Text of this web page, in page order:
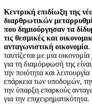
Κεντρική επιδίωξη της
διαρθρωτικών
που δημιούργησαν τα
τις θεσμικές και
ανταγωνιστική οικονομία.
ταυτίζεται με μια
για τη διαμόρφωσή της
την ποιότητα και
επάρκεια των υποδομών,
την ύπαρξη επαρκούς
για την επιχειρηματικότητα.